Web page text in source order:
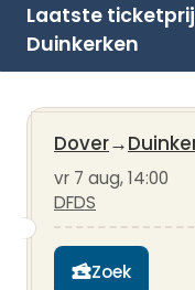
Laatste
Duinkerken
Dover→
vr 7 aug, 14:00
DFDS
Zoek